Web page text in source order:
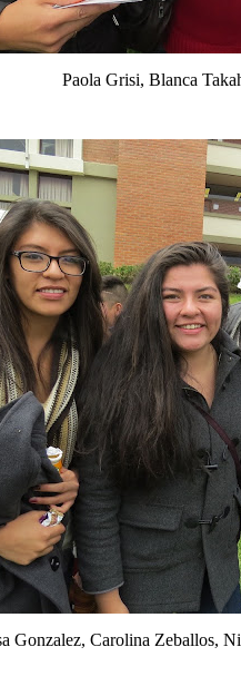
Paola Grisi, Blanca
Gonzalez, Carolina Zeballos,